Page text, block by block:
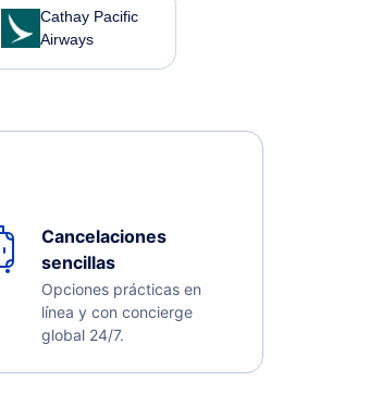
Cathay Pacific
Airways
Cancelaciones
sencillas
Opciones prácticas en
línea y con concierge
global 24/7.